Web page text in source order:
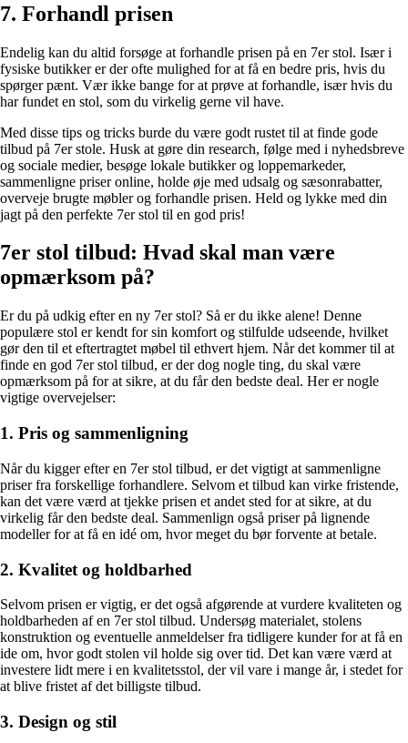
7. Forhandl prisen
Endelig kan du altid forsøge at forhandle prisen på en 7er stol. Især i
fysiske butikker er der ofte mulighed for at få en bedre pris, hvis du
spørger pænt. Vær ikke bange for at prøve at forhandle, især hvis du
har fundet en stol, som du virkelig gerne vil have.
Med disse tips og tricks burde du være godt rustet til at finde gode
tilbud på 7er stole. Husk at gøre din research, følge med i nyhedsbreve
og sociale medier, besøge lokale butikker og loppemarkeder,
sammenligne priser online, holde øje med udsalg og sæsonrabatter,
overveje brugte møbler og forhandle prisen. Held og lykke med din
jagt på den perfekte 7er stol til en god pris!
7er stol tilbud: Hvad skal man være
opmærksom på?
Er du på udkig efter en ny 7er stol? Så er du ikke alene! Denne
populære stol er kendt for sin komfort og stilfulde udseende, hvilket
gør den til et eftertragtet møbel til ethvert hjem. Når det kommer til at
finde en god 7er stol tilbud, er der dog nogle ting, du skal være
opmærksom på for at sikre, at du får den bedste deal. Her er nogle
vigtige overvejelser:
1. Pris og sammenligning
Når du kigger efter en 7er stol tilbud, er det vigtigt at sammenligne
priser fra forskellige forhandlere. Selvom et tilbud kan virke fristende,
kan det være værd at tjekke prisen et andet sted for at sikre, at du
virkelig får den bedste deal. Sammenlign også priser på lignende
modeller for at få en idé om, hvor meget du bør forvente at betale.
2. Kvalitet og holdbarhed
Selvom prisen er vigtig, er det også afgørende at vurdere kvaliteten og
holdbarheden af en 7er stol tilbud. Undersøg materialet, stolens
konstruktion og eventuelle anmeldelser fra tidligere kunder for at få en
ide om, hvor godt stolen vil holde sig over tid. Det kan være værd at
investere lidt mere i en kvalitetsstol, der vil vare i mange år, i stedet for
at blive fristet af det billigste tilbud.
3. Design og stil